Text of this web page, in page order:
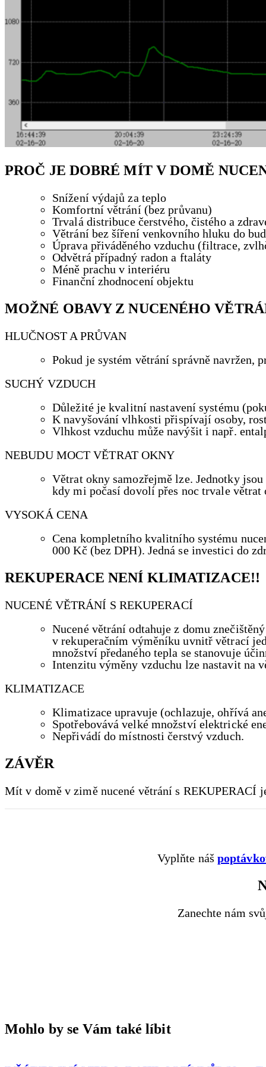
PROČ JE DOBRÉ MÍT V DOMĚ
Snížení výdajů za teplo
Komfortní větrání (bez průvanu)
Trvalá distribuce čerstvého, čistého a
Větrání bez šíření venkovního hluku do
Úprava přiváděného vzduchu (filtrace,
Odvětrá případný radon a ftaláty
Méně prachu v interiéru
Finanční zhodnocení objektu
MOŽNÉ OBAVY Z NUCENÉHO
HLUČNOST A PRŮVAN
Pokud je systém větrání správně navržen,
SUCHÝ VZDUCH
Důležité je kvalitní nastavení systému
K navyšování vlhkosti přispívají osoby,
Vlhkost vzduchu může navýšit i např.
NEBUDU MOCT VĚTRAT OKNY
Větrat okny samozřejmě lze. Jednotky
kdy mi počasí dovolí přes noc trvale větrat
VYSOKÁ CENA
Cena kompletního kvalitního systému
000 Kč (bez DPH). Jedná se investici do
REKUPERACE NENÍ KLIMATIZACE!!
NUCENÉ VĚTRÁNÍ S REKUPERACÍ
Nucené větrání odtahuje z domu
v rekuperačním výměníku uvnitř větrací
množství předaného tepla se stanovuje
Intenzitu výměny vzduchu lze nastavit na
KLIMATIZACE
Klimatizace upravuje (ochlazuje, ohřívá
Spotřebovává velké množství elektrické
Nepřivádí do místnosti čerstvý vzduch.
ZÁVĚR
Mít v domě v zimě nucené větrání s
Vyplňte náš
Zanechte nám
Mohlo by se Vám také líbit